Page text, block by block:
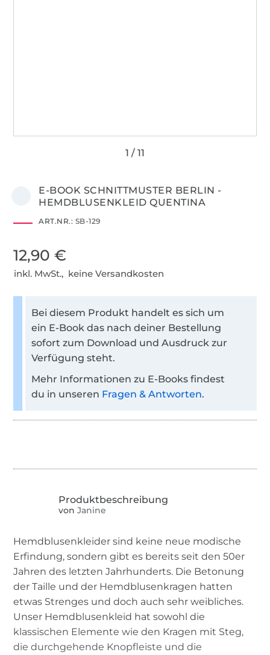
E-BOOK SCHNITTMUSTER BERLIN -
HEMDBLUSENKLEID QUENTINA
ART.NR.: SB-129
12,90 €
inkl. MwSt., keine Versandkosten
Bei diesem Produkt handelt es sich um
ein E-Book das nach deiner Bestellung
sofort zum Download und Ausdruck zur
Verfügung steht.
Mehr Informationen zu E-Books findest
du in unseren Fragen & Antworten.
von Janine
Hemdblusenkleider sind keine neue modische
Erfindung, sondern gibt es bereits seit den 50er
Jahren des letzten Jahrhunderts. Die Betonung
der Taille und der Hemdblusenkragen hatten
etwas Strenges und doch auch sehr weibliches.
Unser Hemdblusenkleid hat sowohl die
klassischen Elemente wie den Kragen mit Steg,
die durchgehende Knopfleiste und die